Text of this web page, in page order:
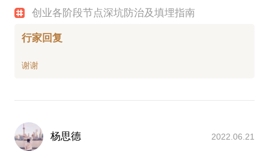
2007.1-2008.2，优化和扩展原有的业绩提成制度，扩
展到全流程各岗位，基于全流程各岗位的考核来分配
奖励，使得内部沟通协调效率大幅提升，市场反应速
2006.4-2008.4，成功构建近20门课，500课时外贸公
上升到6.5年，公司员工工作激情大幅提升，人力成本
大幅下降。
创业各阶段节点深坑防治及填埋指南
行家回复
杨思德 2022.06.21